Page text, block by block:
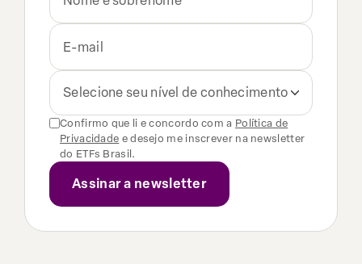
Selecione seu nível de conhecimento
Confirmo que li e concordo com a Política de
Privacidade e desejo me inscrever na newsletter
do ETFs Brasil.